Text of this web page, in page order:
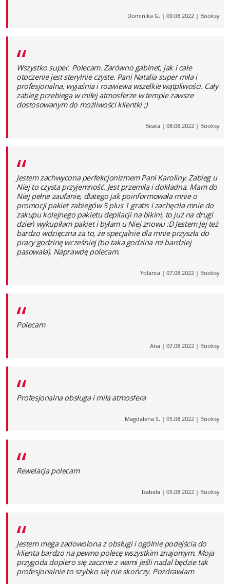
Dominika G. | 09.08.2022 | Booksy
“
Wszystko super. Polecam. Zarówno gabinet, jak i całe
otoczenie jest sterylnie czyste. Pani Natalia super miła i
profesjonalna, wyjaśnia i rozwiewa wszelkie wątpliwości. Cały
zabieg przebiega w miłej atmosferze w tempie zawsze
dostosowanym do możliwości klientki ;)
Beata | 08.08.2022 | Booksy
“
Jestem zachwycona perfekcjonizmem Pani Karoliny. Zabieg u
Niej to czysta przyjemność. Jest przemiła i dokładna. Mam do
Niej pełne zaufanie, dlatego jak poinformowała mnie o
promocji pakiet zabiegów 5 plus 1 gratis i zachęciła mnie do
zakupu kolejnego pakietu depilacji na bikini, to już na drugi
dzień wykupiłam pakiet i byłam u Niej znowu :D Jestem Jej też
bardzo wdzięczna za to, że specjalnie dla mnie przyszła do
pracy godzinę wcześniej (bo taka godzina mi bardziej
pasowała). Naprawdę polecam.
Yolanta | 07.08.2022 | Booksy
“
Polecam
Ana | 07.08.2022 | Booksy
“
Profesjonalna obsługa i miła atmosfera
Magdalena S. | 05.08.2022 | Booksy
“
Rewelacja polecam
Izabela | 05.08.2022 | Booksy
“
Jestem mega zadowolona z obsługi i ogólnie podejścia do
klienta bardzo na pewno polecę wszystkim znajomym. Moja
przygoda dopiero się zacznie z wami jeśli nadal będzie tak
profesjonalnie to szybko się nie skończy. Pozdrawiam